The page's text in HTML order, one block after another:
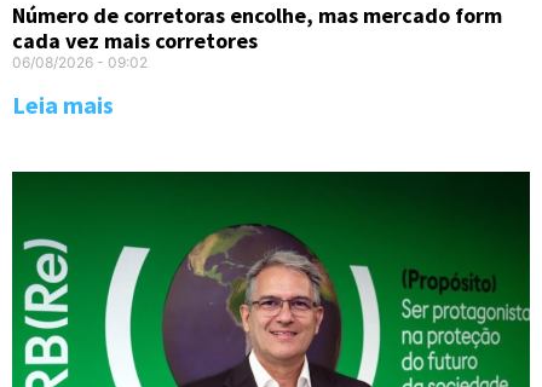
Número de corretoras encolhe, mas mercado form
cada vez mais corretores
06/08/2026 09:02
Leia mais